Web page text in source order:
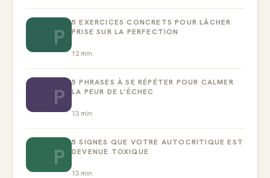
P
5 EXERCICES CONCRETS POUR LÂCHER
PRISE SUR LA PERFECTION
12 min
P
5 PHRASES À SE RÉPÉTER POUR CALMER
LA PEUR DE L’ÉCHEC
13 min
P
5 SIGNES QUE VOTRE AUTOCRITIQUE EST
DEVENUE TOXIQUE
13 min